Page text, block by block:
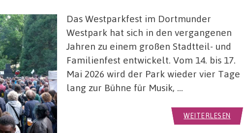
Das Westparkfest im Dortmunder
Westpark hat sich in den vergangenen
Jahren zu einem großen Stadtteil- und
Familienfest entwickelt. Vom 14. bis 17.
Mai 2026 wird der Park wieder vier Tage
lang zur Bühne für Musik, …
WEITERLESEN